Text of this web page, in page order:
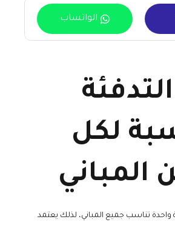
الواتساب
لكل
المباني
واحدة تناسب جميع المباني، لذلك يعتمد